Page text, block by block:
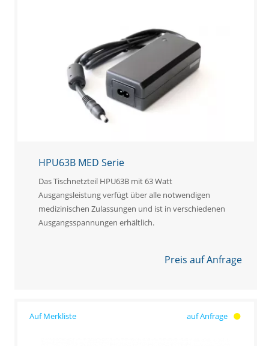
HPU63B MED Serie
Das Tischnetzteil HPU63B mit 63 Watt
Ausgangsleistung verfügt über alle notwendigen
medizinischen Zulassungen und ist in verschiedenen
Ausgangsspannungen erhältlich.
Preis auf Anfrage
auf Anfrage